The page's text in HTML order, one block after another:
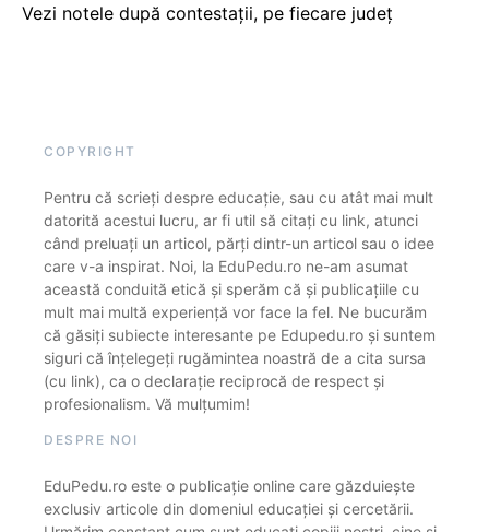
Vezi notele după contestații, pe fiecare județ
COPYRIGHT
Pentru că scrieți despre educație, sau cu atât mai mult
datorită acestui lucru, ar fi util să citați cu link, atunci
când preluați un articol, părți dintr-un articol sau o idee
care v-a inspirat. Noi, la EduPedu.ro ne-am asumat
această conduită etică și sperăm că și publicațiile cu
mult mai multă experiență vor face la fel. Ne bucurăm
că găsiți subiecte interesante pe Edupedu.ro și suntem
siguri că înțelegeți rugămintea noastră de a cita sursa
(cu link), ca o declarație reciprocă de respect și
profesionalism. Vă mulțumim!
DESPRE NOI
EduPedu.ro este o publicație online care găzduiește
exclusiv articole din domeniul educației și cercetării.